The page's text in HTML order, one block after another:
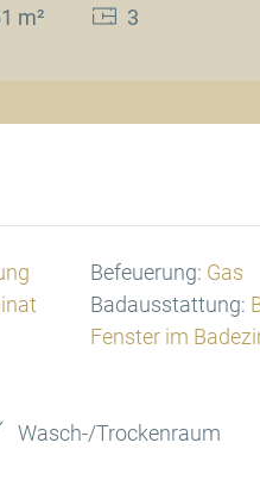
m² 3
Befeuerung: Gas
Badausstattung:
Fenster im
Wasch-/Trockenraum